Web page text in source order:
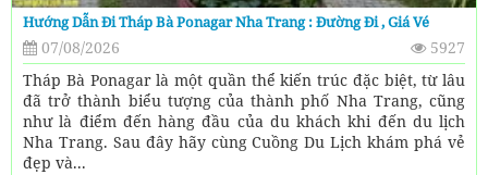
Hướng Dẫn Đi Tháp Bà Ponagar Nha Trang : Đường Đi , Giá Vé
07/08/2026
5927
Tháp Bà Ponagar là một quần thể kiến trúc đặc biệt, từ lâu
đã trở thành biểu tượng của thành phố Nha Trang, cũng
như là điểm đến hàng đầu của du khách khi đến du lịch
Nha Trang. Sau đây hãy cùng Cuồng Du Lịch khám phá vẻ
đẹp và...